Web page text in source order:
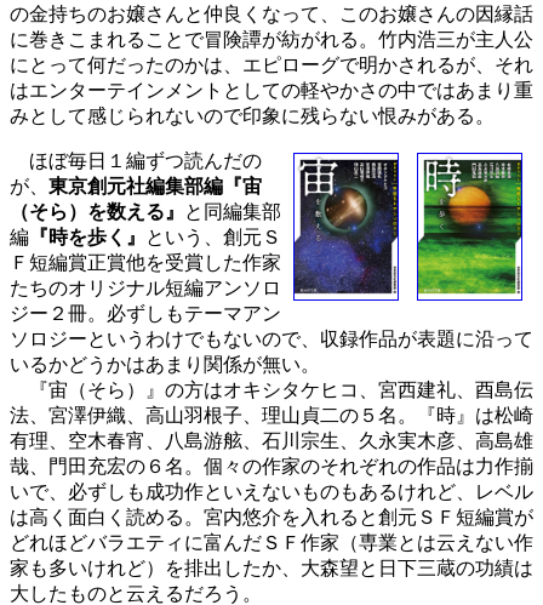
の金持ちのお嬢さんと仲良くなって、このお嬢さんの因縁話
に巻きこまれることで冒険譚が紡がれる。竹内浩三が主人公
にとって何だったのかは、エピローグで明かされるが、それ
はエンターテインメントとしての軽やかさの中ではあまり重
みとして感じられないので印象に残らない恨みがある。
ほぼ毎日１編ずつ読んだの
が、 東京創元社編集部編『宙
（そら）を数える』
と同編集部
編 『時を歩く』
という、創元Ｓ
Ｆ短編賞正賞他を受賞した作家
たちのオリジナル短編アンソロ
ジー２冊。必ずしもテーマアン
ソロジーというわけでもないので、収録作品が表題に沿って
いるかどうかはあまり関係が無い。
『宙（そら）』の方はオキシタケヒコ、宮西建礼、酉島伝
法、宮澤伊織、高山羽根子、理山貞二の５名。『時』は松崎
有理、空木春宵、八島游舷、石川宗生、久永実木彦、高島雄
哉、門田充宏の６名。個々の作家のそれぞれの作品は力作揃
いで、必ずしも成功作といえないものもあるけれど、レベル
は高く面白く読める。宮内悠介を入れると創元ＳＦ短編賞が
どれほどバラエティに富んだＳＦ作家（専業とは云えない作
家も多いけれど）を排出したか、大森望と日下三蔵の功績は
大したものと云えるだろう。